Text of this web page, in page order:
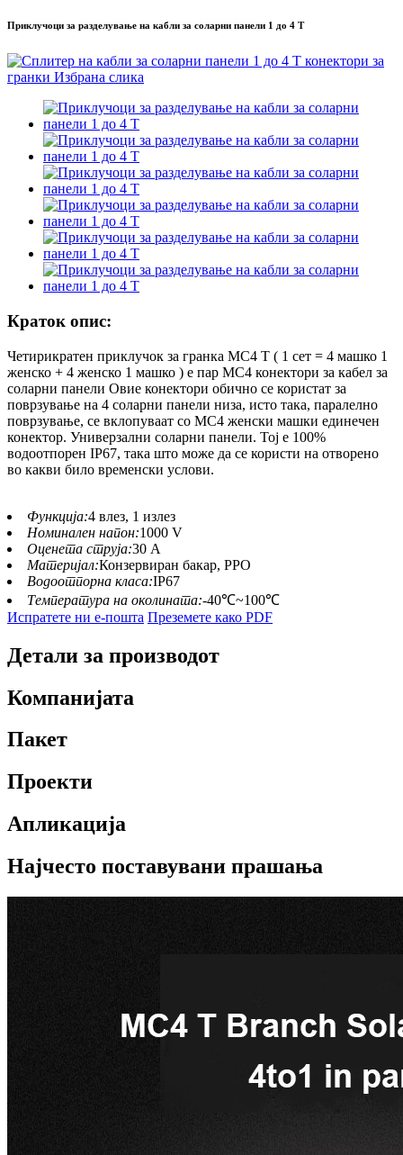
Приклучоци за разделување на кабли за соларни панели 1 до 4 Т
Краток опис:
Четирикратен приклучок за гранка MC4 T ( 1 сет = 4 машко 1
женско + 4 женско 1 машко ) е пар MC4 конектори за кабел за
соларни панели Овие конектори обично се користат за
поврзување на 4 соларни панели низа, исто така, паралелно
поврзување, се вклопуваат со MC4 женски машки единечен
конектор. Универзални соларни панели. Тој е 100%
водоотпорен IP67, така што може да се користи на отворено
во какви било временски услови.
Функција:4 влез, 1 излез
Номинален напон:1000 V
Оценета струја:30 А
Материјал:Конзервиран бакар, PPO
Водоотпорна класа:IP67
Температура на околината:-40℃~100℃
Испратете ни е-пошта Преземете како PDF
Детали за производот
Компанијата
Пакет
Проекти
Апликација
Најчесто поставувани прашања